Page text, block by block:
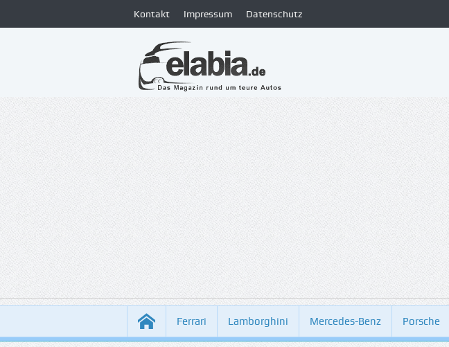
Kontakt Impressum Datenschutz
Ferrari Lamborghini Mercedes-Benz Porsche